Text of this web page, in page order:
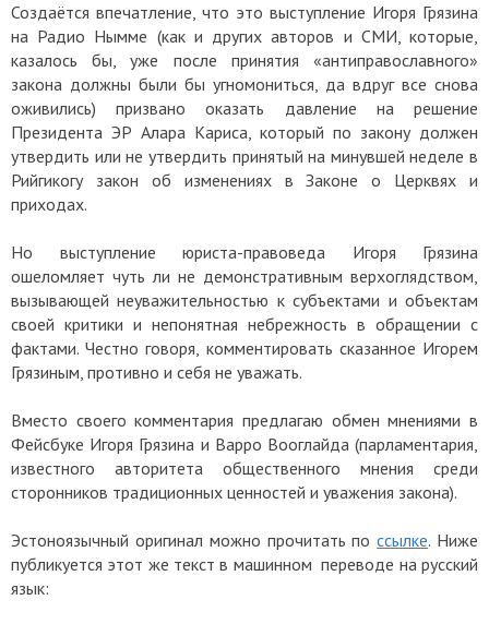
Создаётся впечатление, что это выступление Игоря Грязина
на Радио Нымме (как и других авторов и СМИ, которые,
казалось бы, уже после принятия «антиправославного»
закона должны были бы угномониться, да вдруг все снова
оживились) призвано оказать давление на решение
Президента ЭР Алара Кариса, который по закону должен
утвердить или не утвердить принятый на минувшей неделе в
Рийгикогу закон об изменениях в Законе о Церквях и
приходах.
Но выступление юриста-правоведа Игоря Грязина
ошеломляет чуть ли не демонстративным верхоглядством,
вызывающей неуважительностью к субъектами и объектам
своей критики и непонятная небрежность в обращении с
фактами. Честно говоря, комментировать сказанное Игорем
Грязиным, противно и себя не уважать.
Вместо своего комментария предлагаю обмен мнениями в
Фейсбуке Игоря Грязина и Варро Вооглайда (парламентария,
известного авторитета общественного мнения среди
сторонников традиционных ценностей и уважения закона).
Эстоноязычный оригинал можно прочитать поссылке. Ниже
публикуется этот же текст в машинном переводе на русский
язык: